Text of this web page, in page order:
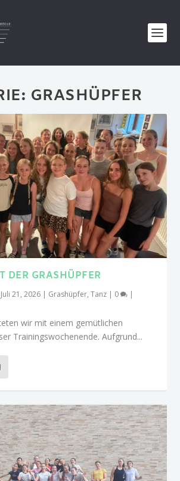
GRASHÜPFER
DER GRASHÜPFER
Juli 21, 2026 | Grashüpfer,Tanz | 0 |
wir mit einem gemütlichen
Trainingswochenende. Aufgrund...